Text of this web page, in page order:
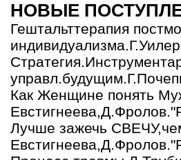
НОВЫЕ
Гештальттерапия
Как Женщине понять
Лучше зажечь